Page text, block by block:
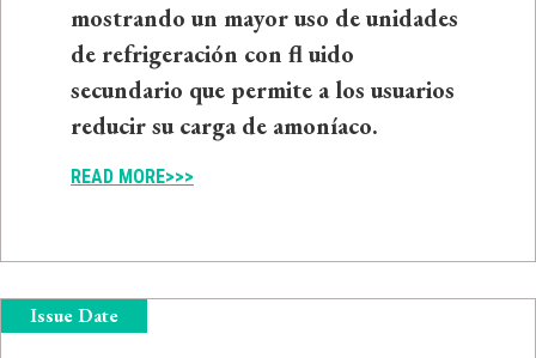
mostrando un mayor uso de unidades
de refrigeración con fl uido
secundario que permite a los usuarios
reducir su carga de amoníaco.
READ MORE>>>
Issue Date